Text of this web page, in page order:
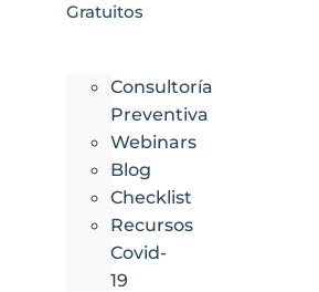
Gratuitos
Consultoría
Preventiva
Webinars
Blog
Checklist
Recursos
Covid-
19